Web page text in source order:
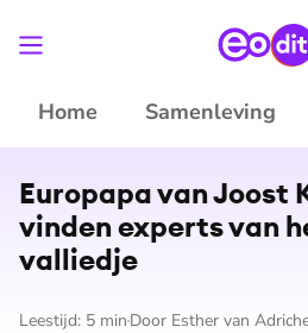
Home Samenleving
Europapa van Joost
vinden experts van
val­lied­je
Leestijd: 5 min Door Esther van